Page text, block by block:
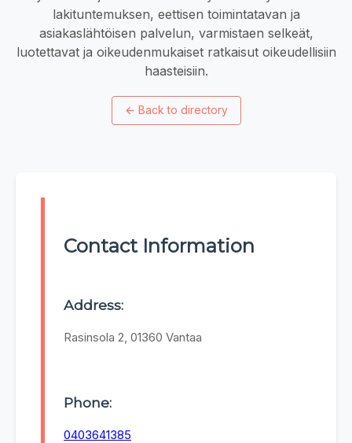
lakituntemuksen, eettisen toimintatavan ja
asiakaslähtöisen palvelun, varmistaen selkeät,
luotettavat ja oikeudenmukaiset ratkaisut oikeudellisiin
haasteisiin.
← Back to directory
Contact Information
Address:
Rasinsola 2, 01360 Vantaa
Phone:
0403641385